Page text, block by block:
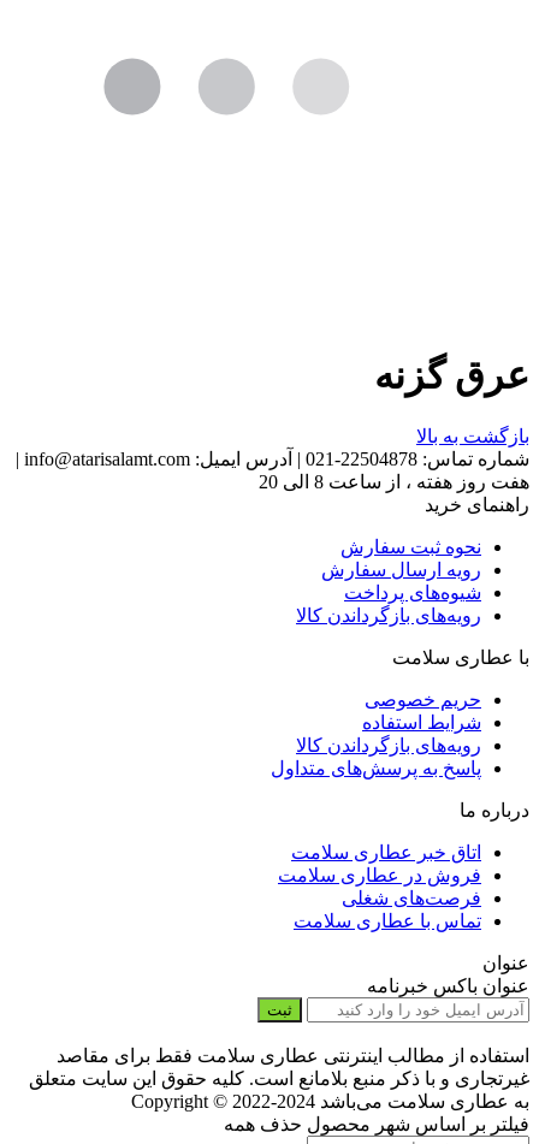
عرق گزنه
بازگشت به بالا
شماره تماس: 22504878-021
| آدرس ایمیل: info@atarisalamt.com
|
هفت روز هفته ، از ساعت 8 الی 20
راهنمای خرید
نحوه ثبت سفارش
رویه ارسال سفارش
شیوه‌های پرداخت
رویه‌های بازگرداندن کالا
با عطاری سلامت
حریم خصوصی
شرایط استفاده
رویه‌های بازگرداندن کالا
پاسخ به پرسش‌های متداول
درباره ما
اتاق خبر عطاری سلامت
فروش در عطاری سلامت
فرصت‌های شغلی
تماس با عطاری سلامت
عنوان
عنوان باکس خبرنامه
ثبت
استفاده از مطالب اینترنتی عطاری سلامت فقط برای مقاصد
غیرتجاری و با ذکر منبع بلامانع است. کلیه حقوق این سایت متعلق
به عطاری سلامت می‌باشد Copyright © 2022-2024
فیلتر بر اساس شهر محصول حذف همه